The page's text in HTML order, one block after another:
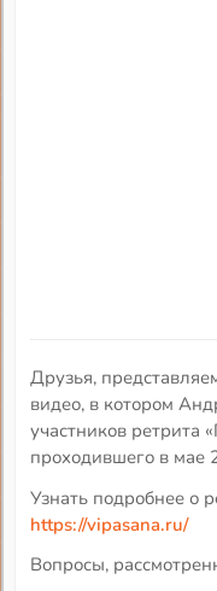
Друзья,
видео, в котором
участников ретрита
проходившего в мае
Узнать подробнее о
https://vipasana.ru/
Вопросы,